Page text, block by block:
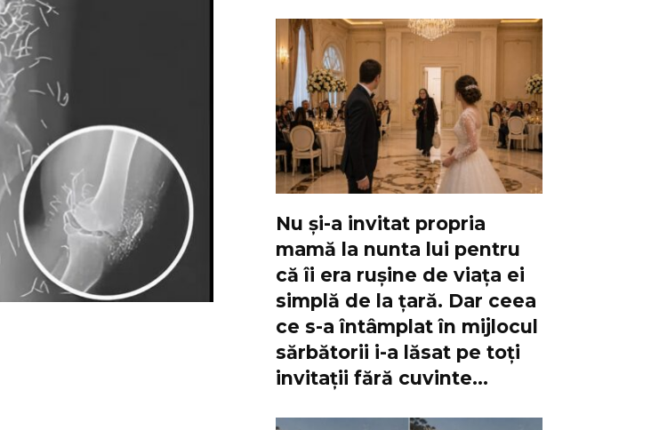
Nu și-a invitat propria
mamă la nunta lui pentru
că îi era rușine de viața ei
simplă de la țară. Dar ceea
ce s-a întâmplat în mijlocul
sărbătorii i-a lăsat pe toți
invitații fără cuvinte…